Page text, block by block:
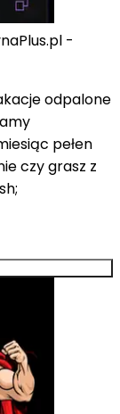
-
odpalone
pełen
czy grasz z